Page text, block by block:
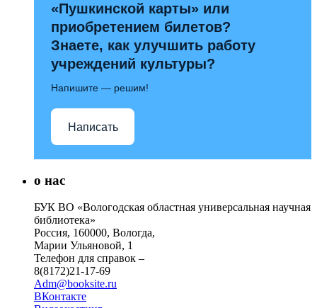
«Пушкинской карты» или
приобретением билетов?
Знаете, как улучшить работу
учреждений культуры?
Напишите — решим!
Написать
о нас
БУК ВО «Вологодская областная универсальная научная
библиотека»
Россия, 160000, Вологда,
Марии Ульяновой, 1
Телефон для справок –
8(8172)21-17-69
Adm@booksite.ru
ВКонтакте